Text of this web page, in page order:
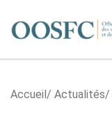
Accueil
Accueil Actualités